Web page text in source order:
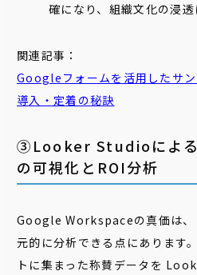
確になり、組織文化の浸透
関連記事：
Googleフォームを活用した サ
導入・定着の秘訣
③Looker Studioによる
の可視化とROI分析
Google Workspaceの真価は、
元的に分析できる点にあります
トに集まった称賛データを